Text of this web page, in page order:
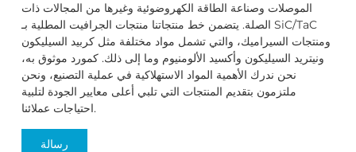
الموصلات وصناعة الطاقة الكهروضوئية وغيرها من المجالات ذات
الصلة. يتضمن خط منتجاتنا منتجات الجرافيت المطلية بـ SiC/TaC
ومنتجات السيراميك، والتي تشمل مواد مختلفة مثل كربيد السيليكون
ونيتريد السيليكون وأكسيد الألومنيوم وما إلى ذلك. كمورد موثوق به،
نحن ندرك الأهمية المواد الاستهلاكية في عملية التصنيع، ونحن
ملتزمون بتقديم المنتجات التي تلبي أعلى معايير الجودة لتلبية
احتياجات عملائنا.
رسالة